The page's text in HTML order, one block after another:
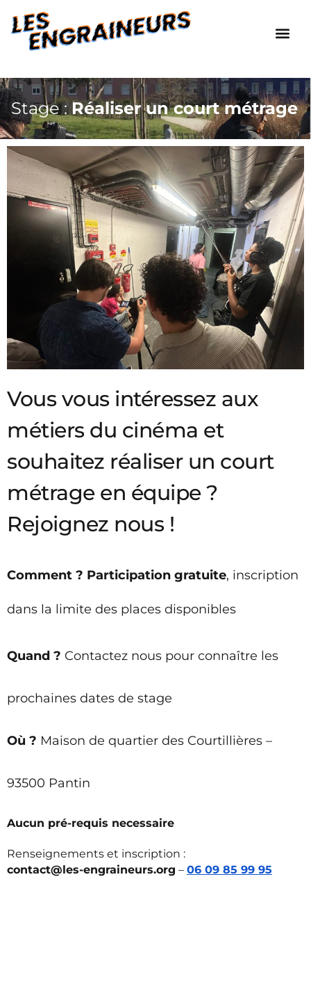
Stage :Réaliser un court métrage
Vous vous intéressez aux
métiers du cinéma et
souhaitez réaliser un court
métrage en équipe ?
Rejoignez nous !
Comment ? Participation gratuite, inscription
dans la limite des places disponibles
Quand ? Contactez nous pour connaître les
prochaines dates de stage
Où ? Maison de quartier des Courtillières –
93500 Pantin
Aucun pré-requis necessaire
Renseignements et inscription :
contact@les-engraineurs.org – 06 09 85 99 95